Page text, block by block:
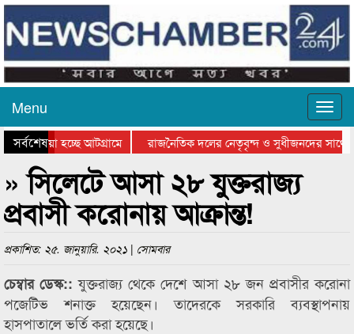
Menu
সর্বশেষ
যাওয়া হচ্ছে আটগ্রামে
রাজনৈতিক দলের নেতৃবৃন্দ ও সুধীজনদের সাথে
পুরস্কার বিতরণ সম্পন্ন
» সিলেটে আসা ২৮ যুক্তরাজ্য
প্রবাসী করোনায় আক্রান্ত!
প্রকাশিত: ২৫. জানুয়ারি. ২০২১ | সোমবার
চেম্বার ডেস্ক::যুক্তরাজ্য থেকে দেশে আসা ২৮ জন প্রবাসীর করোনা
পজেটিভ শনাক্ত হয়েছেন। তাদেরকে সরকারি ব্যবস্থাপনায়
হাসপাতালে ভর্তি করা হয়েছে।